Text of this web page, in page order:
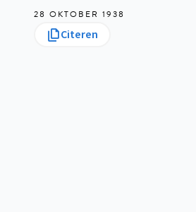
28 OKTOBER 1938
Citeren